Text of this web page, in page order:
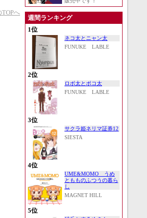
へ
週間ランキング
1位
ネコ太とニャン太
FUNUKE LABLE
2位
ロボ太とポコ太
FUNUKE LABLE
3位
サクラ姫ネリマ証券12
SIESTA
4位
UME&MOMO うめ
ともものふつうの暮ら
し
MAGNET HILL
5位